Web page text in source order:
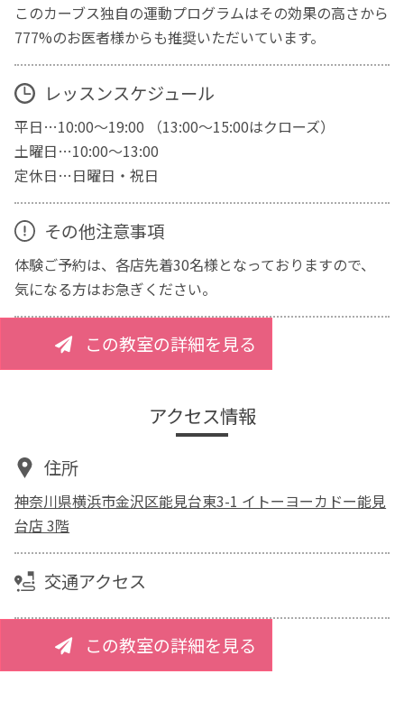
このカーブス独自の運動プログラムはその効果の高さから
777%のお医者様からも推奨いただいています。
レッスンスケジュール
平日…10:00～19:00 （13:00～15:00はクローズ）
土曜日…10:00～13:00
定休日…日曜日・祝日
その他注意事項
体験ご予約は、各店先着30名様となっておりますので、
気になる方はお急ぎください。
この教室の詳細を見る
アクセス情報
住所
神奈川県横浜市金沢区能見台東3-1 イトーヨーカドー能見
台店 3階
交通アクセス
この教室の詳細を見る